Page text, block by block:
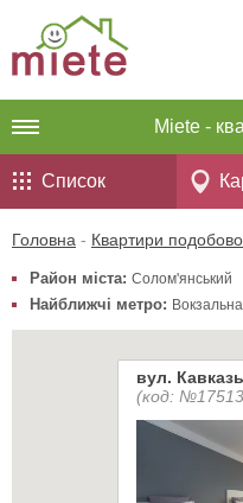
Miete -
Список
Головна - Квартири подобово
Район міста: Солом'янський
Найближчі метро: Вокзальна
вул.
(код: